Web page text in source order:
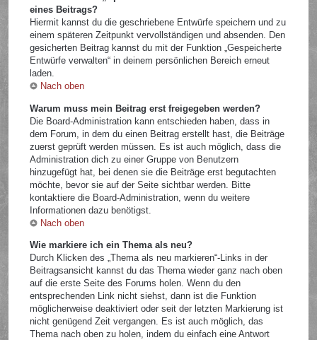
eines Beitrags?
Hiermit kannst du die geschriebene Entwürfe speichern und zu
einem späteren Zeitpunkt vervollständigen und absenden. Den
gesicherten Beitrag kannst du mit der Funktion „Gespeicherte
Entwürfe verwalten“ in deinem persönlichen Bereich erneut
laden.
Nach oben
Warum muss mein Beitrag erst freigegeben werden?
Die Board-Administration kann entschieden haben, dass in
dem Forum, in dem du einen Beitrag erstellt hast, die Beiträge
zuerst geprüft werden müssen. Es ist auch möglich, dass die
Administration dich zu einer Gruppe von Benutzern
hinzugefügt hat, bei denen sie die Beiträge erst begutachten
möchte, bevor sie auf der Seite sichtbar werden. Bitte
kontaktiere die Board-Administration, wenn du weitere
Informationen dazu benötigst.
Nach oben
Wie markiere ich ein Thema als neu?
Durch Klicken des „Thema als neu markieren“-Links in der
Beitragsansicht kannst du das Thema wieder ganz nach oben
auf die erste Seite des Forums holen. Wenn du den
entsprechenden Link nicht siehst, dann ist die Funktion
möglicherweise deaktiviert oder seit der letzten Markierung ist
nicht genügend Zeit vergangen. Es ist auch möglich, das
Thema nach oben zu holen, indem du einfach eine Antwort